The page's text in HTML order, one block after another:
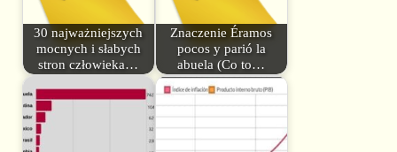
30 najważniejszych
mocnych i słabych
stron człowieka…
Znaczenie Éramos
pocos y parió la
abuela (Co to…